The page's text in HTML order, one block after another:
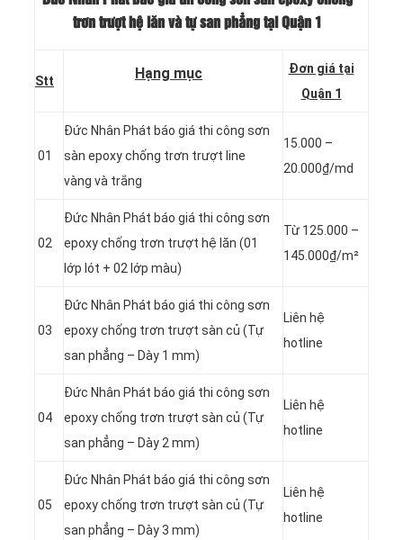
trơn trượt hệ lăn và tự san phẳng tại Quận 1
Stt Hạng mục
Đơn giá tại
Quận 1
01
Đức Nhân Phát báo giá thi công sơn
sàn epoxy chống trơn trượt line
vàng và trắng
15.000 –
20.000₫/md
02
Đức Nhân Phát báo giá thi công sơn
epoxy chống trơn trượt hệ lăn (01
lớp lót + 02 lớp màu)
Từ 125.000 –
145.000₫/m²
03
Đức Nhân Phát báo giá thi công sơn
epoxy chống trơn trượt sàn củ (Tự
san phẳng – Dày 1 mm)
Liên hệ
hotline
04
Đức Nhân Phát báo giá thi công sơn
epoxy chống trơn trượt sàn củ (Tự
san phẳng – Dày 2 mm)
Liên hệ
hotline
05
Đức Nhân Phát báo giá thi công sơn
epoxy chống trơn trượt sàn củ (Tự
san phẳng – Dày 3 mm)
Liên hệ
hotline